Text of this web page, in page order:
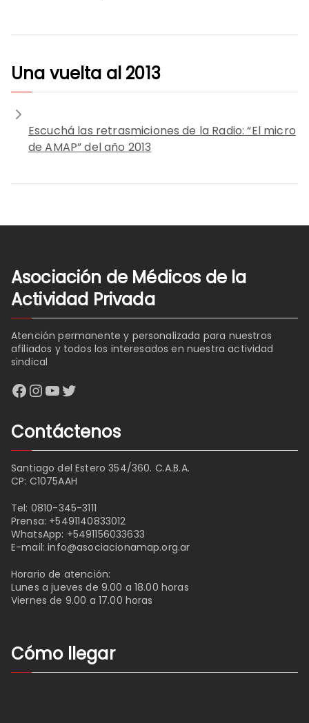
Una vuelta al 2013
Escuchá las retrasmiciones de la Radio: “El micro
de AMAP” del año 2013
Asociación de Médicos de la
Actividad Privada
Atención permanente y personalizada para nuestros
afiliados y todos los interesados en nuestra actividad
sindical
Facebook
Instagram
YouTube
Twitter
Contáctenos
Santiago del Estero 354/360. C.A.B.A.
CP: C1075AAH
Tel: 0810-345-3111
Prensa: +5491140833012
WhatsApp: +5491156033633
E-mail:info@asociacionamap.org.ar
Horario de atención:
Lunes a jueves de 9.00 a 18.00 horas
Viernes de 9.00 a 17.00 horas
Cómo llegar